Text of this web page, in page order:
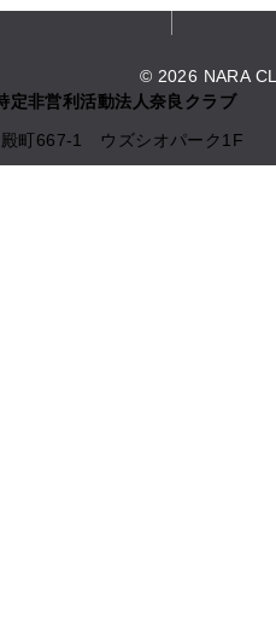
非営利活動法人奈良クラブ
町667-1
ウズシオパーク1F
© 2026 NARA